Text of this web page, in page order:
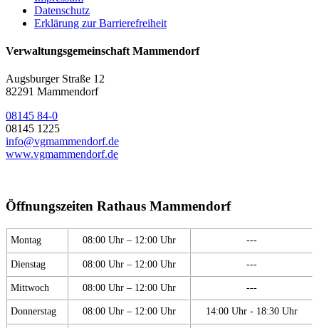
Datenschutz
Erklärung zur Barrierefreiheit
Verwaltungsgemeinschaft Mammendorf
Augsburger Straße 12
82291 Mammendorf
08145 84-0
08145 1225
info@vgmammendorf.de
www.vgmammendorf.de
Öffnungszeiten Rathaus Mammendorf
Montag 08:00 Uhr – 12:00 Uhr ---
Dienstag 08:00 Uhr – 12:00 Uhr ---
Mittwoch 08:00 Uhr – 12:00 Uhr ---
Donnerstag 08:00 Uhr – 12:00 Uhr 14:00 Uhr - 18:30 Uhr